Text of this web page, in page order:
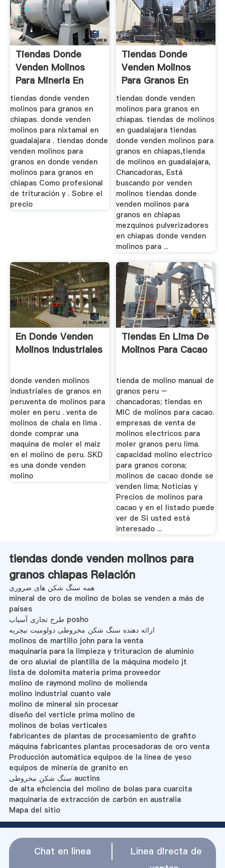
Tiendas Donde
Venden Molinos
Para Mineria En
Chiapas
tiendas donde venden
molinos para granos en
chiapas. donde venden
molinos para nixtamal en
guadalajara . tiendas donde
venden molinos para
granos en donde venden
molinos para granos en
chiapas Como profesional
de trituración y . Sobre el
precio
Tiendas Donde
Venden Molinos
Para Granos En
Chiapas
tiendas donde venden
molinos para granos en
chiapas. tiendas de molinos
en guadalajara tiendas
donde venden molinos para
granos en chiapas,tienda
de molinos en guadalajara,
Chancadoras, Está
buscando por venden
molinos tiendas donde
venden molinos para
granos en chiapas
mezquinos pulverizadores
en chiapas donde venden
molinos para ...
En Donde Venden
Molinos Industriales
donde venden molinos
industriales de granos en
peruventa de molinos para
moler en peru . venta de
molinos de chala en lima .
donde comprar una
maquina de moler el maiz
en el molino de peru. SKD
es una donde venden
molino
Tiendas En Lima De
Molinos Para Cacao
tienda de molino manual de
granos peru –
chancadoras; tiendas en
MIC de molinos para cacao.
empresas de venta de
molinos electricos para
moler granos peru lima.
capacidad molino electrico
para granos corona;
molinos de cacao donde se
venden lima; Noticias y
Precios de molinos para
cacao y en el listado puede
ver de Si usted está
interesado ...
tiendas donde venden molinos para
granos chiapas Relación
همه سنگ شکن های ضروری
mineral de oro de molino de bolas se venden a más de
países
طرح تجاری آسیاب posho
ارائه دهنده سنگ شکن مخروطی دولومیت نیجریه
molinos de martillo john para la venta
maquinaria para la limpieza y trituracion de aluminio
de oro aluvial de plantilla de la máquina modelo jt
lista de dolomita materia prima proveedor
molino de raymond molino de molienda
molino industrial cuanto vale
molino de mineral sin procesar
diseño del verticle prima molino de
molinos de bolas verticales
fabricantes de plantas de procesamiento de grafito
máquina fabricantes plantas procesadoras de oro venta
Producción automática equipos de la línea de yeso
equipos de minería de granito en
سنگ شکن مخروطی auctins
de alta eficiencia del molino de bolas para cuarcita
maquinaria de extracción de carbón en australia
Mapa del sitio
Chat en línea
Línea directa de